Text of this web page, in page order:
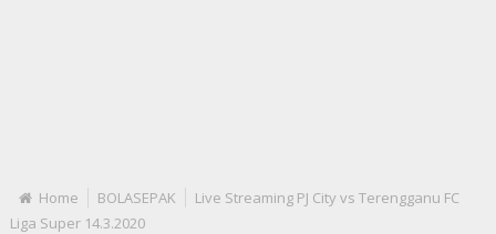
Home BOLASEPAK
Live Streaming PJ City vs Terengganu FC
Liga Super 14.3.2020